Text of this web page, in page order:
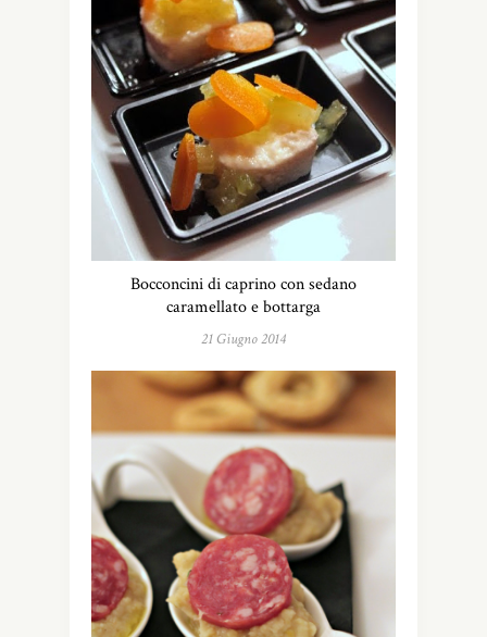
Bocconcini di caprino con sedano
caramellato e bottarga
21 Giugno 2014